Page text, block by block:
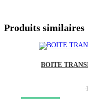
Produits similaires
BOITE